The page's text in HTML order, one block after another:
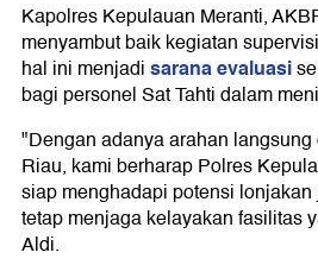
Kapolres Kepulauan Meranti,
menyambut baik kegiatan
hal ini menjadisarana evaluasi
bagi personel Sat Tahti dalam
"Dengan adanya arahan
Riau, kami berharap Polres
siap menghadapi potensi
tetap menjaga kelayakan fasilitas
Aldi.